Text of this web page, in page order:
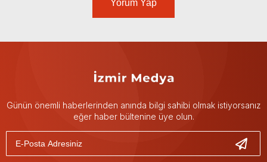
Yorum Yap
Günün önemli haberlerinden anında bilgi sahibi olmak istiyorsanız
eğer haber bültenine üye olun.